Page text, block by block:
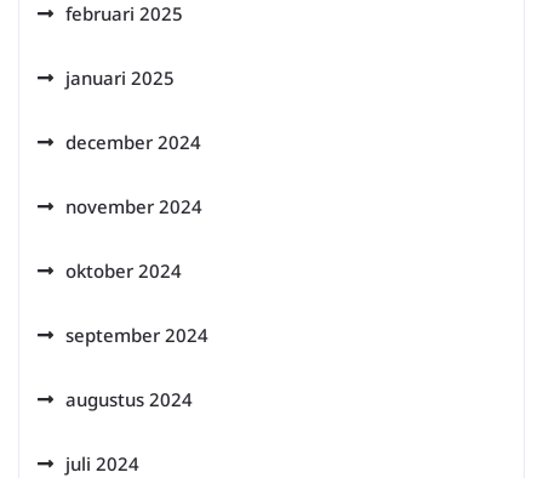
februari 2025
januari 2025
december 2024
november 2024
oktober 2024
september 2024
augustus 2024
juli 2024